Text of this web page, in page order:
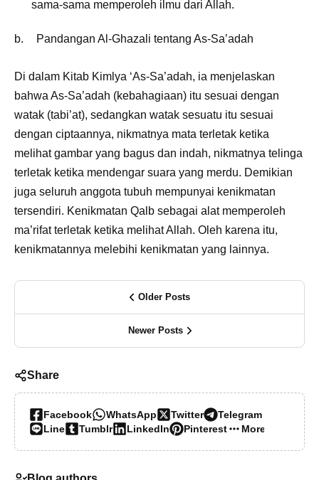
sama-sama memperoleh ilmu dari Allah.
b. Pandangan Al-Ghazali tentang As-Sa’adah
Di dalam Kitab Kimlya ‘As-Sa’adah, ia menjelaskan
bahwa As-Sa’adah (kebahagiaan) itu sesuai dengan
watak (tabi’at), sedangkan watak sesuatu itu sesuai
dengan ciptaannya, nikmatnya mata terletak ketika
melihat gambar yang bagus dan indah, nikmatnya telinga
terletak ketika mendengar suara yang merdu. Demikian
juga seluruh anggota tubuh mempunyai kenikmatan
tersendiri. Kenikmatan Qalb sebagai alat memperoleh
ma’rifat terletak ketika melihat Allah. Oleh karena itu,
kenikmatannya melebihi kenikmatan yang lainnya.
Older Posts
Newer Posts
Share
Facebook WhatsApp Twitter
Telegram
Line
Tumblr LinkedIn Pinterest More…